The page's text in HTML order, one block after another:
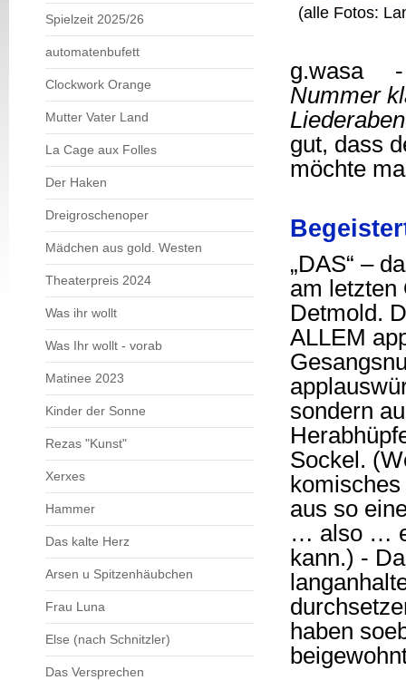
Spielzeit 2025/26
automatenbufett
Clockwork Orange
Mutter Vater Land
La Cage aux Folles
Der Haken
Dreigroschenoper
Mädchen aus gold. Westen
Theaterpreis 2024
Was ihr wollt
Was Ihr wollt - vorab
Matinee 2023
Kinder der Sonne
Rezas "Kunst"
Xerxes
Hammer
Das kalte Herz
Arsen u Spitzenhäubchen
Frau Luna
Else (nach Schnitzler)
Das Versprechen
(alle Fotos:
g.wasa
Nummer
gut, dass
möchte
„DAS“ –
am letzten
Detmold.
ALLEM
sondern
Sockel.
aus so
… also …
kann.) -
haben